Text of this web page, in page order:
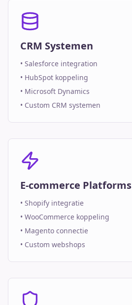
CRM Systemen
• Salesforce integration
• HubSpot koppeling
• Microsoft Dynamics
• Custom CRM systemen
E-commerce Platforms
• Shopify integratie
• WooCommerce koppeling
• Magento connectie
• Custom webshops